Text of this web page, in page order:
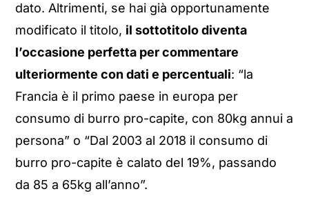
dato. Altrimenti, se hai già opportunamente
modificato il titolo, il sottotitolo diventa
l’occasione perfetta per commentare
ulteriormente con dati e percentuali: “la
Francia è il primo paese in europa per
consumo di burro pro-capite, con 80kg annui a
persona” o “Dal 2003 al 2018 il consumo di
burro pro-capite è calato del 19%, passando
da 85 a 65kg all’anno”.